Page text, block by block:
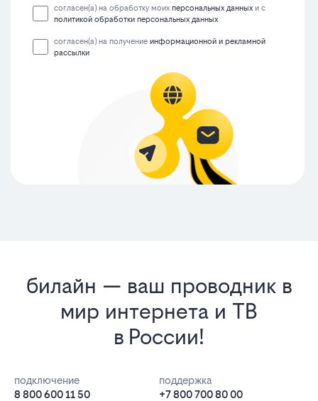
согласен(а) на обработку моихперсональных данных и с
политикой обработки персональных данных
согласен(а) на получениеинформационной и рекламной
рассылки
билайн — ваш проводник в
мир интернета и ТВ
в России!
подключение
8 800 600 11 50
поддержка
+7 800 700 80 00